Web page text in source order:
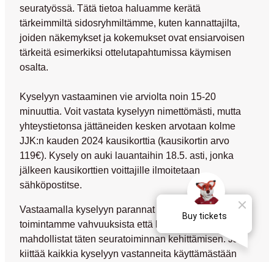
seuratyössä. Tätä tietoa haluamme kerätä
tärkeimmiltä sidosryhmiltämme, kuten kannattajilta,
joiden näkemykset ja kokemukset ovat ensiarvoisen
tärkeitä esimerkiksi ottelutapahtumissa käymisen
osalta.
Kyselyyn vastaaminen vie arviolta noin 15-20
minuuttia. Voit vastata kyselyyn nimettömästi, mutta
yhteystietonsa jättäneiden kesken arvotaan kolme
JJK:n kauden 2024 kausikorttia (kausikortin arvo
119€). Kysely on auki lauantaihin 18.5. asti, jonka
jälkeen kausikorttien voittajille ilmoitetaan
sähköpostitse.
Vastaamalla kyselyyn parannat ymmärrystämme sekä
toimintamme vahvuuksista että heikkouksista ja
mahdollistat täten seuratoiminnan kehittämisen. JJK
kiittää kaikkia kyselyyn vastanneita käyttämästään